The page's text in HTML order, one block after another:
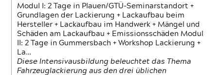
Modul I: 2 Tage in Plauen/GTÜ-Seminarstandort +
Grundlagen der Lackierung + Lackaufbau beim
Hersteller + Lackaufbau im Handwerk + Mängel und
Schäden am Lackaufbau + Emissionsschäden Modul
II: 2 Tage in Gummersbach + Workshop Lackierung +
La…
Diese Intensivausbildung beleuchtet das Thema
Fahrzeuglackierung aus den drei üblichen